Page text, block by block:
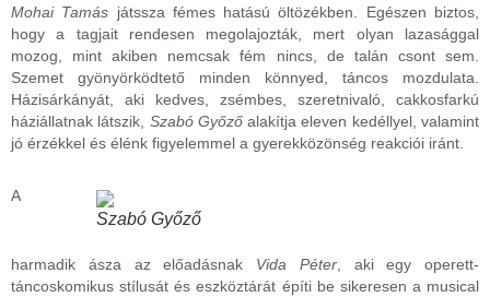
Mohai Tamás játssza fémes hatású öltözékben. Egészen biztos,
hogy a tagjait rendesen megolajozták, mert olyan lazasággal
mozog, mint akiben nemcsak fém nincs, de talán csont sem.
Szemet gyönyörködtető minden könnyed, táncos mozdulata.
Házisárkányát, aki kedves, zsémbes, szeretnivaló, cakkosfarkú
háziállatnak látszik, Szabó Győzőalakítja eleven kedéllyel, valamint
jó érzékkel és élénk figyelemmel a gyerekközönség reakciói iránt.
Szabó Győző
A
harmadik ásza az előadásnak Vida Péter, aki egy operett-
táncoskomikus stílusát és eszköztárát építi be sikeresen a musical